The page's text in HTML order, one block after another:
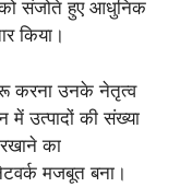
को संजोते हुए आधुनिक
किया।
करना उनके नेतृत्व
में उत्पादों की संख्या
का
मजबूत बना।